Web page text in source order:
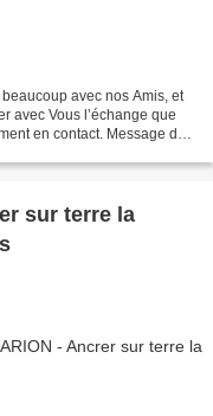
avec nos Amis, et
avec Vous l’échange que
en contact. Message du
sur terre la